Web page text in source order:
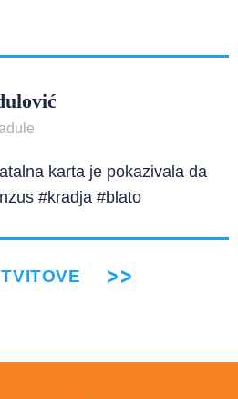
karta je pokazivala da
#kradja #blato